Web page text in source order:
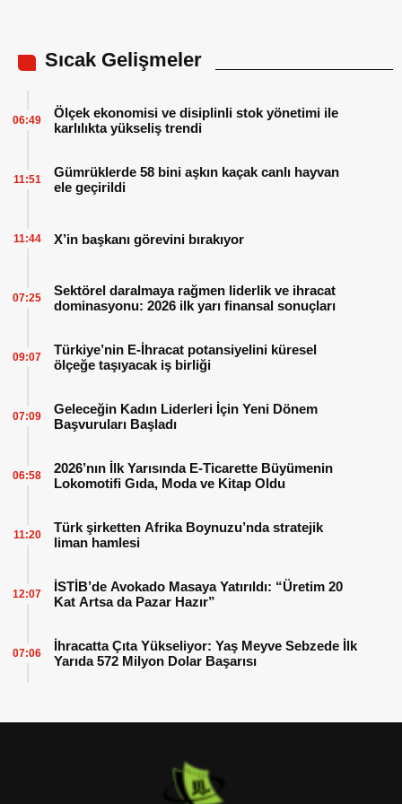
Sıcak Gelişmeler
Ölçek ekonomisi ve disiplinli stok yönetimi ile
karlılıkta yükseliş trendi
06:49
Gümrüklerde 58 bini aşkın kaçak canlı hayvan
ele geçirildi
11:51
X’in başkanı görevini bırakıyor
11:44
Sektörel daralmaya rağmen liderlik ve ihracat
dominasyonu: 2026 ilk yarı finansal sonuçları
07:25
Türkiye’nin E-İhracat potansiyelini küresel
ölçeğe taşıyacak iş birliği
09:07
Geleceğin Kadın Liderleri İçin Yeni Dönem
Başvuruları Başladı
07:09
2026’nın İlk Yarısında E-Ticarette Büyümenin
Lokomotifi Gıda, Moda ve Kitap Oldu
06:58
Türk şirketten Afrika Boynuzu’nda stratejik
liman hamlesi
11:20
İSTİB’de Avokado Masaya Yatırıldı: “Üretim 20
Kat Artsa da Pazar Hazır”
12:07
İhracatta Çıta Yükseliyor: Yaş Meyve Sebzede İlk
Yarıda 572 Milyon Dolar Başarısı
07:06